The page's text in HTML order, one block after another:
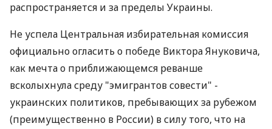
распространяется и за пределы Украины.
Не успела Центральная избирательная комиссия
официально огласить о победе Виктора Януковича,
как мечта о приближающемся реванше
всколыхнула среду "эмигрантов совести" -
украинских политиков, пребывающих за рубежом
(преимущественно в России) в силу того, что на